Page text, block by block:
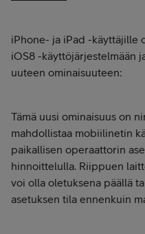
iPhone- ja iPad -käyttäjille
iOS8 -käyttöjärjestelmään
uuteen ominaisuuteen:
Tämä uusi ominaisuus on
mahdollistaa mobiilinetin
paikallisen operaattorin
hinnoittelulla. Riippuen
voi olla oletuksena päällä
asetuksen tila ennenkuin